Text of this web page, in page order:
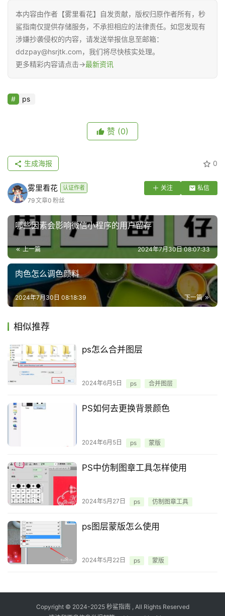
本内容由作者【雾里看花】自发贡献，版权归原作者所有，秒
鲨指南仅提供存储服务，不承担相应的法律责任。如您发现有
涉嫌抄袭侵权的内容，请发送举报信息至邮箱：
ddzpay@hsrjtk.com，我们将尽快核实处理。
更多精彩内容请点击→最新资讯
ps
赞 (0)
0
生成海报
雾里看花 认证作者 关注
私信
79文章0 粉丝
哪些因素会影响微信小程序的用户留存
上一篇 2024年7月30日 08:07:33
肉色怎么调色颜料
下一篇
2024年7月30日 08:18:39
相似推荐
ps怎么合并图层
2024年6月5日 ps 合并图层
PS如何去更换背景颜色
2024年6月5日 ps 蒙版
PS中仿制图章工具怎样使用
2024年5月27日 ps 仿制图章工具
ps图层蒙版怎么使用
2024年5月22日 ps 蒙版
Copyright © 2024-2025 秒鲨指南, All Rights Reserved